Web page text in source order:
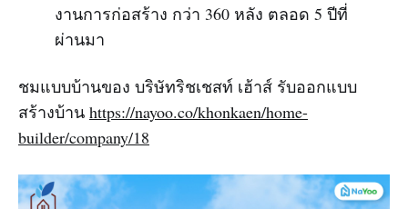
งานการก่อสร้าง กว่า 360 หลัง ตลอด 5 ปีที่
ผ่านมา
ชมแบบบ้านของ บริษัทริชเชสท์ เฮ้าส์ รับออกแบบ
สร้างบ้าน https://nayoo.co/khonkaen/home-
builder/company/18